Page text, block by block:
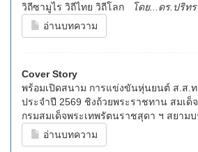
วิถีซามูไร วิถีไทย วิถีโลก
โดย...ดร.ปริท
อ่านบทความ
Cover Story
พร้อมเปิดสนาม การแข่งขันหุ่นยนต์ ส.ส.
ประจำปี 2569 ชิงถ้วยพระราชทาน สมเด็
กรมสมเด็จพระเทพรัตนราชสุดา ฯ สยาม
อ่านบทความ